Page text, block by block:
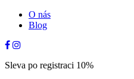
O nás
Blog
Sleva po registraci 10%